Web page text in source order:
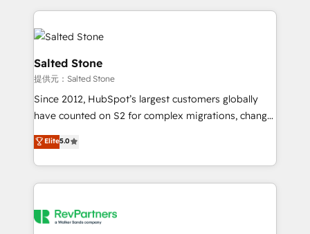
we de-risk complex CRM programmes and
accelerate ROI across every HubSpot Hub. 🧭 From
multi-region migrations to AI-powered automation,
we turn complexity into clarity, human at global
scale. 🏆 HubSpot’s CEO called us “the partner of the
future.” Others agree it is proof of trust built through
measurable impact.
Salted Stone
提供元：Salted Stone
Since 2012, HubSpot’s largest customers globally
have counted on S2 for complex migrations, change
management, systems integration, and creative
solutions that deliver measurable impact and
transform brand experiences As one of the few full-
service creative agencies in the HubSpot
winning design to build scalable, globally
Elite5.0